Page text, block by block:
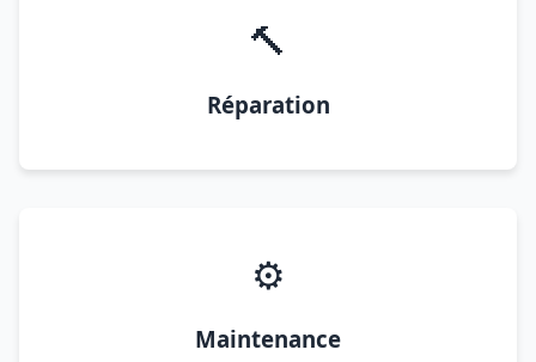
🔨
Réparation
⚙️
Maintenance